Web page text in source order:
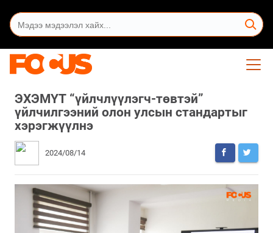
ЭХЭМҮТ “үйлчлүүлэгч-төвтэй”
үйлчилгээний олон улсын стандартыг
хэрэгжүүлнэ
2024/08/14